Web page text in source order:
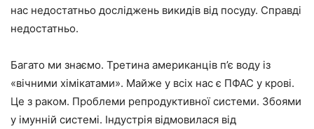
нас недостатньо досліджень викидів від посуду. Справді
недостатньо.
Багато ми знаємо. Третина американців п’є воду із
«вічними хімікатами». Майже у всіх нас є ПФАС у крові.
Це з раком. Проблеми репродуктивної системи. Збоями
у імунній системі. Індустрія відмовилася від